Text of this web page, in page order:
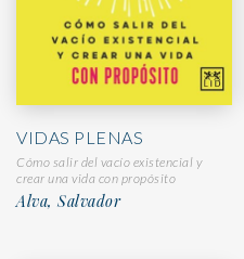
VIDAS PLENAS
Cómo salir del vacío existencial y
crear una vida con propósito
Alva, Salvador